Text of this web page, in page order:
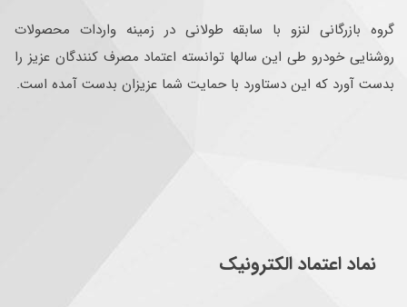
گروه بازرگانی لنزو با سابقه طولانی در زمینه واردات محصولات
روشنایی خودرو طی این سالها توانسته اعتماد مصرف کنندگان عزیز را
بدست آورد که این دستاورد با حمایت شما عزیزان بدست آمده است.
نماد اعتماد الکترونیک